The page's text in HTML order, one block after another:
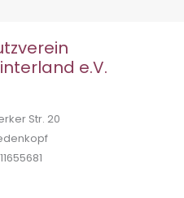
e.V.
Str. 20